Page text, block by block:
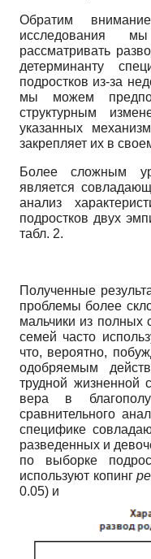
Обратим
исследования
рассматривать
детерминанту
подростков из-за
мы можем
структурным
указанных
закрепляет их в
Более сложным
является
анализ
подростков двух
табл. 2.
Полученные
проблемы более
мальчики из полных
семей часто
что, вероятно,
одобряемым
трудной жизненной
вера в
сравнительного
специфике
разведенных и
по выборке
используют копинг
0.05) и